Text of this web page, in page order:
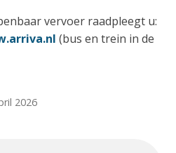
vervoer raadpleegt u:
(bus en trein in de
2026